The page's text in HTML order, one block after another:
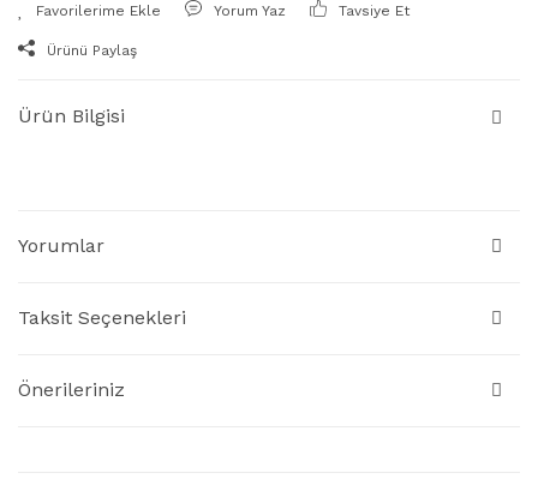
Yorum Yaz Tavsiye Et
Ürünü Paylaş
Ürün Bilgisi
Yorumlar
Taksit Seçenekleri
Önerileriniz